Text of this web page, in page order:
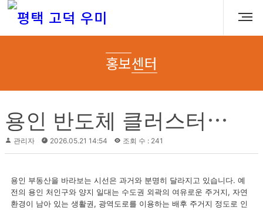
홍보센터
용
인 반도체 클러스터 시대, 양지 생활권에서 살펴보는 용인 푸르지오 원클러스터파크
관리자 2026.05.21 14:54 조회 수 : 241
용인 부동산을 바라보는 시선은 과거와 분명히 달라지고 있습니다. 예
전의 용인 처인구와 양지 일대는 수도권 외곽의 여유로운 주거지, 자연
환경이 남아 있는 생활권, 광역도로를 이용하는 배후 주거지 정도로 인